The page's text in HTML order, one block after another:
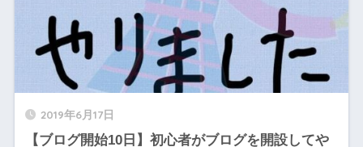
2019年6月17日
【ブログ開始10日】初心者がブログを開設してや